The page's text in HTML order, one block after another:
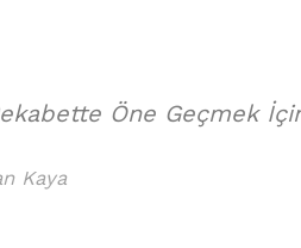
Öne Geçmek
Kaya